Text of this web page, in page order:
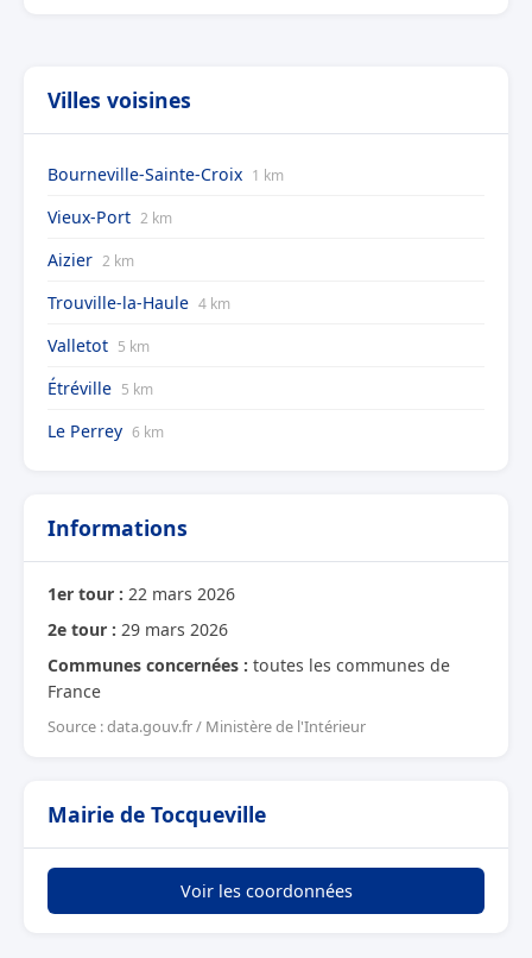
Villes voisines
Bourneville-Sainte-Croix 1 km
Vieux-Port 2 km
Aizier 2 km
Trouville-la-Haule 4 km
Valletot 5 km
Étréville 5 km
Le Perrey 6 km
Informations
1er tour : 22 mars 2026
2e tour : 29 mars 2026
Communes concernées : toutes les communes de
France
Source : data.gouv.fr / Ministère de l'Intérieur
Mairie de Tocqueville
Voir les coordonnées